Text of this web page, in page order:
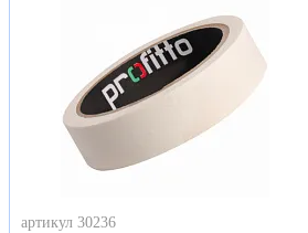
артикул 30236